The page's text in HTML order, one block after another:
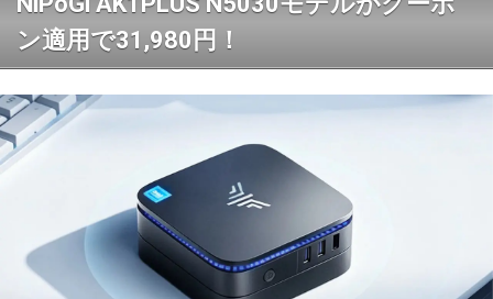
ン適用で31,980円！